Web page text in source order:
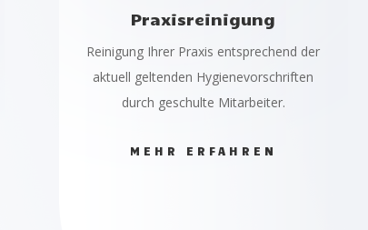
Praxisreinigung
Reinigung Ihrer Praxis entsprechend der
aktuell geltenden Hygienevorschriften
durch geschulte Mitarbeiter.
MEHR ERFAHREN